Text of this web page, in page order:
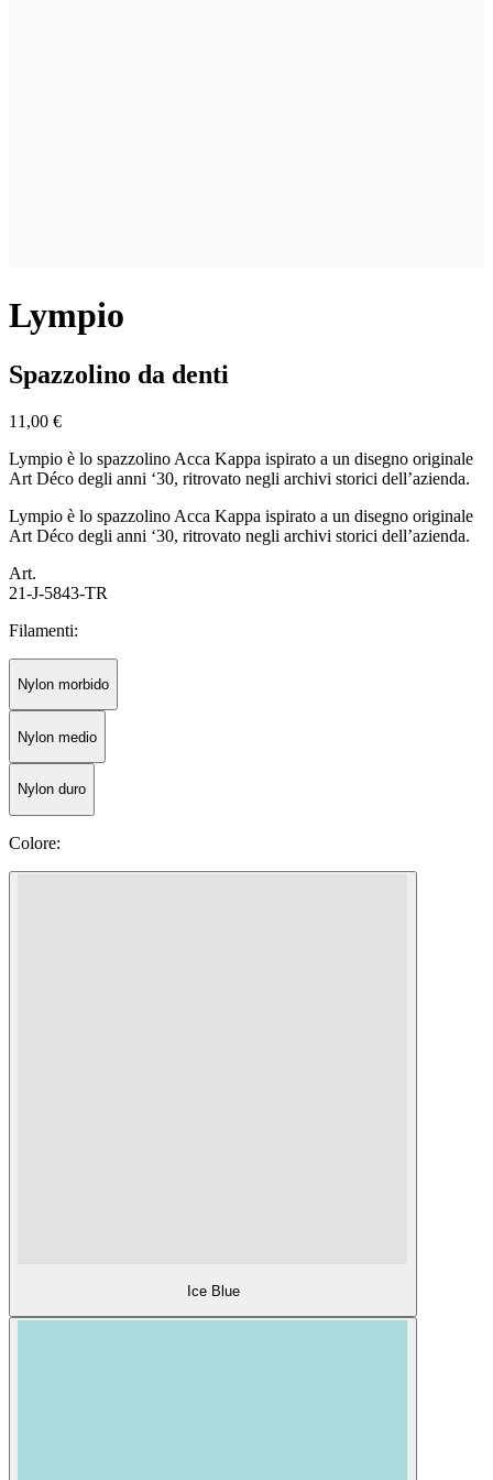
Lympio
Spazzolino da denti
11,00 €
Lympio è lo spazzolino Acca Kappa ispirato a un disegno originale
Art Déco degli anni ‘30, ritrovato negli archivi storici dell’azienda.
Lympio è lo spazzolino Acca Kappa ispirato a un disegno originale
Art Déco degli anni ‘30, ritrovato negli archivi storici dell’azienda.
Art.
21-J-5843-TR
Filamenti:
Nylon morbido
Nylon medio
Nylon duro
Colore:
Ice Blue